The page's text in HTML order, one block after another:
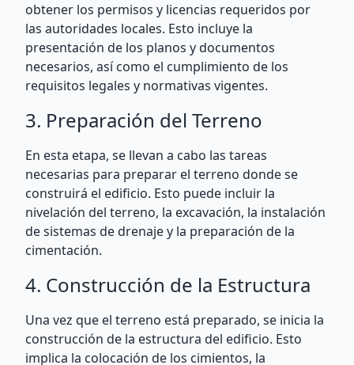
obtener los permisos y licencias requeridos por
las autoridades locales. Esto incluye la
presentación de los planos y documentos
necesarios, así como el cumplimiento de los
requisitos legales y normativas vigentes.
3. Preparación del Terreno
En esta etapa, se llevan a cabo las tareas
necesarias para preparar el terreno donde se
construirá el edificio. Esto puede incluir la
nivelación del terreno, la excavación, la instalación
de sistemas de drenaje y la preparación de la
cimentación.
4. Construcción de la Estructura
Una vez que el terreno está preparado, se inicia la
construcción de la estructura del edificio. Esto
implica la colocación de los cimientos, la